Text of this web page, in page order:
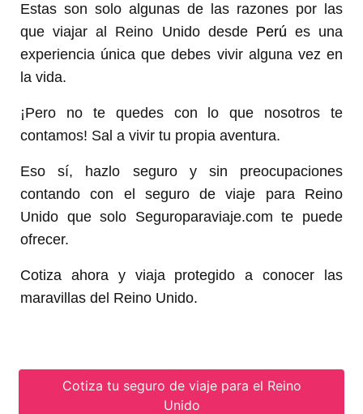
Estas son solo algunas de las razones por las
que viajar al Reino Unido desde Perú es una
experiencia única que debes vivir alguna vez en
la vida.
¡Pero no te quedes con lo que nosotros te
contamos! Sal a vivir tu propia aventura.
Eso sí, hazlo seguro y sin preocupaciones
contando con el seguro de viaje para Reino
Unido que solo Seguroparaviaje.com te puede
ofrecer.
Cotiza ahora y viaja protegido a conocer las
maravillas del Reino Unido.
Cotiza tu seguro de viaje para el Reino
Unido